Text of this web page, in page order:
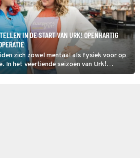
IN DE START VAN URK! OPENHARTIG
zich zowel mentaal als fysiek voor op
In het veertiende seizoen van Urk!
een maagverkleining. Gerda is in de